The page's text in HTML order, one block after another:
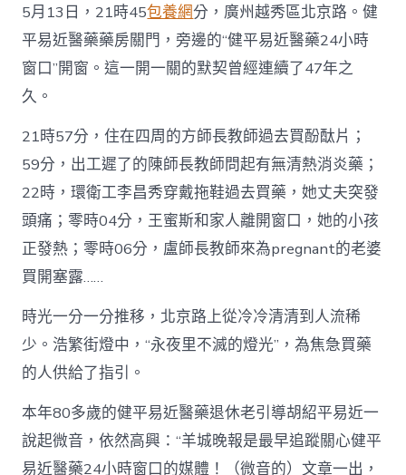
5月13日，21時45包養網分，廣州越秀區北京路。健
平易近醫藥藥房關門，旁邊的“健平易近醫藥24小時
窗口”開窗。這一開一關的默契曾經連續了47年之
久。
21時57分，住在四周的方師長教師過去買酚酞片；
59分，出工遲了的陳師長教師問起有無清熱消炎藥；
22時，環衛工李昌秀穿戴拖鞋過去買藥，她丈夫突發
頭痛；零時04分，王蜜斯和家人離開窗口，她的小孩
正發熱；零時06分，盧師長教師來為pregnant的老婆
買開塞露……
時光一分一分推移，北京路上從冷冷清清到人流稀
少。浩繁街燈中，“永夜里不滅的燈光”，為焦急買藥
的人供給了指引。
本年80多歲的健平易近醫藥退休老引導胡紹平易近一
說起微音，依然高興：“羊城晚報是最早追蹤關心健平
易近醫藥24小時窗口的媒體！（微音的）文章一出，